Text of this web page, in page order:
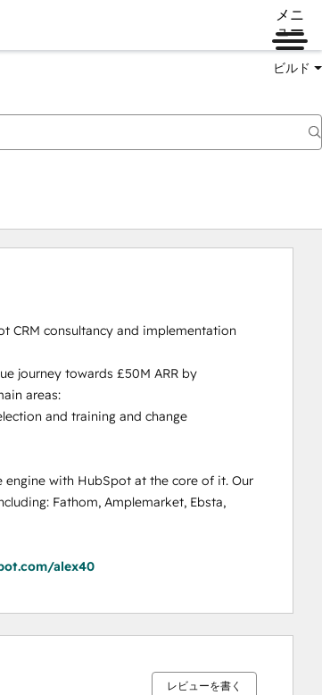
メニ
ュー
ビルド
CRM consultancy and implementation
journey towards £50M ARR by
areas:
and training and change
with HubSpot at the core of it. Our
Fathom, Amplemarket, Ebsta,
alex40
レビューを書く
了